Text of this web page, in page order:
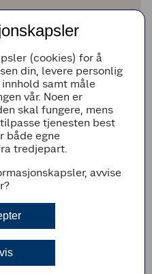
(evt. mer hvis
varm panne til de er
(cookies) for å
din, levere personlig
samt måle
vår. Noen er
skal fungere, mens
tjenesten best
både egne
tredjepart.
avvise